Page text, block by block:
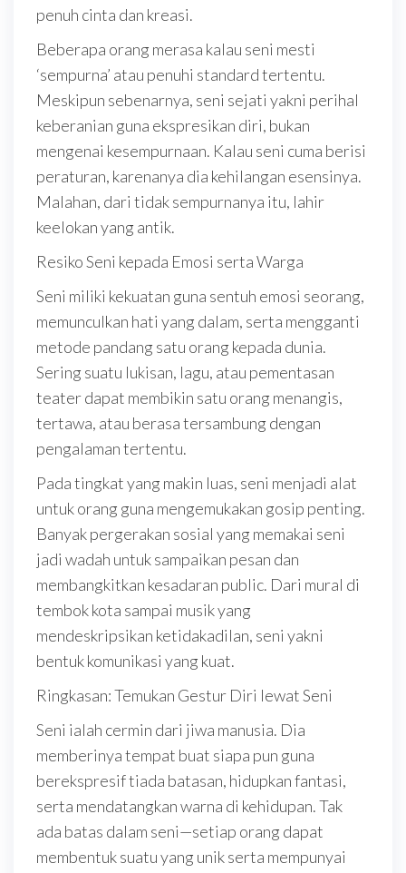
penuh cinta dan kreasi.
Beberapa orang merasa kalau seni mesti
‘sempurna’ atau penuhi standard tertentu.
Meskipun sebenarnya, seni sejati yakni perihal
keberanian guna ekspresikan diri, bukan
mengenai kesempurnaan. Kalau seni cuma berisi
peraturan, karenanya dia kehilangan esensinya.
Malahan, dari tidak sempurnanya itu, lahir
keelokan yang antik.
Resiko Seni kepada Emosi serta Warga
Seni miliki kekuatan guna sentuh emosi seorang,
memunculkan hati yang dalam, serta mengganti
metode pandang satu orang kepada dunia.
Sering suatu lukisan, lagu, atau pementasan
teater dapat membikin satu orang menangis,
tertawa, atau berasa tersambung dengan
pengalaman tertentu.
Pada tingkat yang makin luas, seni menjadi alat
untuk orang guna mengemukakan gosip penting.
Banyak pergerakan sosial yang memakai seni
jadi wadah untuk sampaikan pesan dan
membangkitkan kesadaran public. Dari mural di
tembok kota sampai musik yang
mendeskripsikan ketidakadilan, seni yakni
bentuk komunikasi yang kuat.
Ringkasan: Temukan Gestur Diri lewat Seni
Seni ialah cermin dari jiwa manusia. Dia
memberinya tempat buat siapa pun guna
berekspresif tiada batasan, hidupkan fantasi,
serta mendatangkan warna di kehidupan. Tak
ada batas dalam seni—setiap orang dapat
membentuk suatu yang unik serta mempunyai